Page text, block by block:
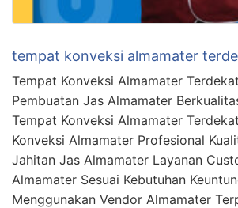
tempat konveksi almamater
Tempat Konveksi Almamater
Pembuatan Jas Almamater
Tempat Konveksi Almamater
Konveksi Almamater Profesional
Jahitan Jas Almamater Layanan
Almamater Sesuai Kebutuhan
Menggunakan Vendor Almamater